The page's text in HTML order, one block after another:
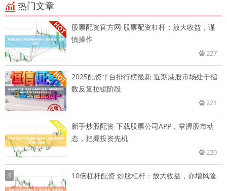
热门文章
股票配资官方网 股票配资杠杆：放大收益，谨
慎操作
227
2025配资平台排行榜最新 近期港股市场处于指
数反复拉锯阶段
221
新手炒股配资 下载股票公司APP，掌握股市动
态，把握投资先机
220
4 10倍杠杆配资 炒股杠杆：放大收益，亦增风险